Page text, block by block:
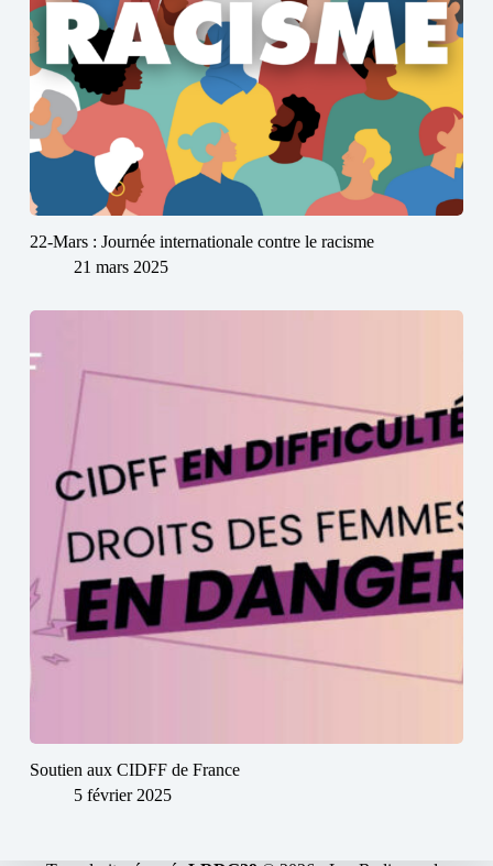
22-Mars : Journée internationale contre le racisme
21 mars 2025
Soutien aux CIDFF de France
5 février 2025